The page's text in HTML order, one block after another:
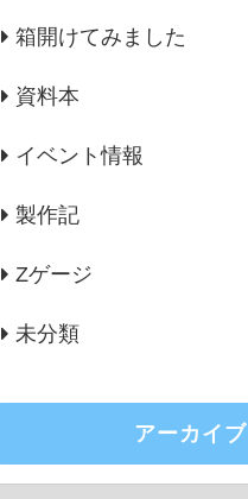
箱開けてみました
資料本
イベント情報
製作記
Zゲージ
未分類
アーカイブ